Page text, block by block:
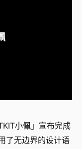
小佩」宣布完成
了无边界的设计语